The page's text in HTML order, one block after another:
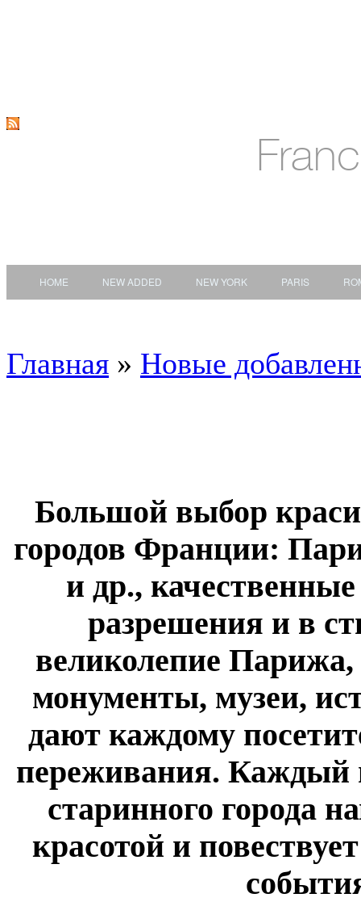
HOME NEW ADDED NEW YORK PARIS
Главная » Новые
Большой выбор
городов Франции:
и др.,
разрешения и в
великолепие Парижа,
монументы, музеи,
дают каждому
переживания. Каждый
старинного города
красотой и